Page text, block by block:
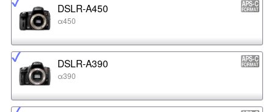
DSLR-A450
α450
DSLR-A390
α390